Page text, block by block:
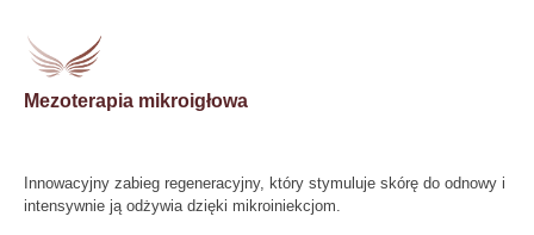
Mezoterapia mikroigłowa
Innowacyjny zabieg regeneracyjny, który stymuluje skórę do odnowy i
intensywnie ją odżywia dzięki mikroiniekcjom.